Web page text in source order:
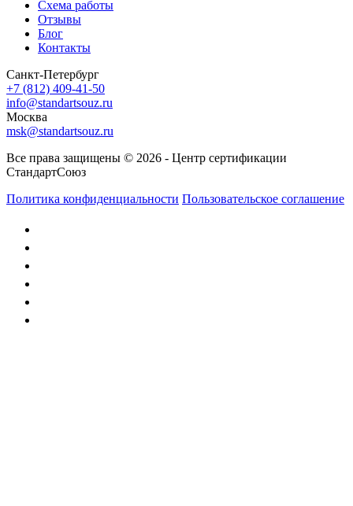
Схема работы
Отзывы
Блог
Контакты
Санкт-Петербург
+7 (812) 409-41-50
info@standartsouz.ru
Москва
msk@standartsouz.ru
Все права защищены © 2026 - Центр сертификации
СтандартСоюз
Политика конфиденциальности Пользовательское соглашение